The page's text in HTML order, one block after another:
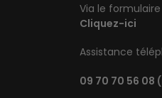
Via le
Cliquez-ici
Assistance
09 70 70 56 08